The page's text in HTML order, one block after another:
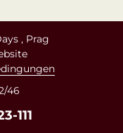
, Prag
46
111